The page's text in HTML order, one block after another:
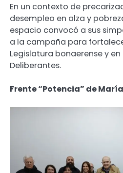
En un contexto de
desempleo en alza y
espacio convocó a sus
a la campaña para
Legislatura bonaerense y
Deliberantes.
Frente “Potencia” de